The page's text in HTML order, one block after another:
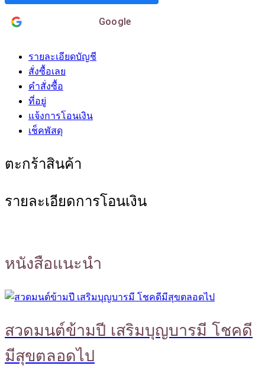
Google
รายละเอียดบัญชี
สั่งซื้อเลย
คำสั่งซื้อ
ที่อยู่
แจ้งการโอนเงิน
เช็คพัสดุ
ตะกร้าสินค้า
รายละเอียดการโอนเงิน
หนังสือแนะนำ
สวดมนต์ข้ามปี เสริมบุญบารมี โชคดี
มีสุขตลอดไป